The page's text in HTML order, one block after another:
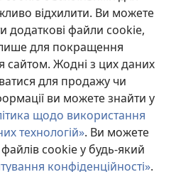
відхилити. Ви можете
додаткові файли cookie,
для покращення
сайтом. Жодні з цих даних
для продажу чи
ви можете знайти у
щодо використання
технологій». Ви можете
cookie у будь-який
конфіденційності».
згідно з умовами його використання.
вигляду
and Tract Society of Pennsylvania.
ПОЛІТИКА КОНФІДЕНЦІЙНОСТІ